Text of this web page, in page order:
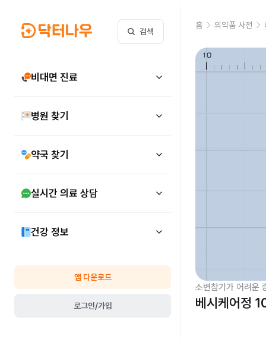
검색
비대면 진료
병원 찾기
약국 찾기
실시간 의료 상담
건강 정보
앱 다운로드
로그인/가입
홈 의약품 사전
소변참기가 어려운
베시케어정